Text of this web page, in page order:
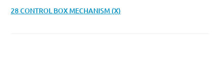
28 CONTROL BOX MECHANISM (X)